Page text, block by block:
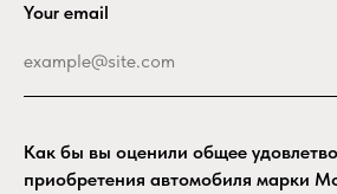
Your email
Как бы вы оценили общее
приобретения автомобиля марки